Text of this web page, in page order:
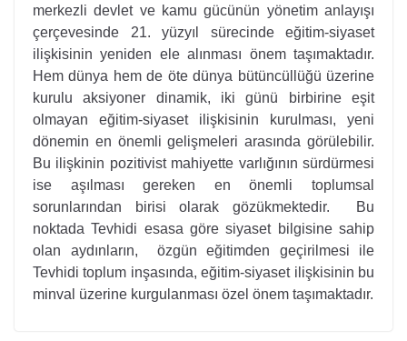
merkezli devlet ve kamu gücünün yönetim anlayışı
çerçevesinde 21. yüzyıl sürecinde eğitim-siyaset
ilişkisinin yeniden ele alınması önem taşımaktadır.
Hem dünya hem de öte dünya bütüncüllüğü üzerine
kurulu aksiyoner dinamik, iki günü birbirine eşit
olmayan eğitim-siyaset ilişkisinin kurulması, yeni
dönemin en önemli gelişmeleri arasında görülebilir.
Bu ilişkinin pozitivist mahiyette varlığının sürdürmesi
ise aşılması gereken en önemli toplumsal
sorunlarından birisi olarak gözükmektedir. Bu
noktada Tevhidi esasa göre siyaset bilgisine sahip
olan aydınların, özgün eğitimden geçirilmesi ile
Tevhidi toplum inşasında, eğitim-siyaset ilişkisinin bu
minval üzerine kurgulanması özel önem taşımaktadır.